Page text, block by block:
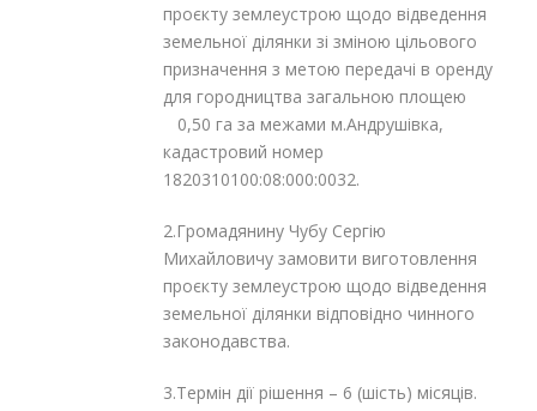
проєкту землеустрою щодо відведення
земельної ділянки зі зміною цільового
призначення з метою передачі в оренду
для городництва загальною площею
0,50 га за межами м.Андрушівка,
кадастровий номер
1820310100:08:000:0032.
2.Громадянину Чубу Сергію
Михайловичу замовити виготовлення
проєкту землеустрою щодо відведення
земельної ділянки відповідно чинного
законодавства.
3.Термін дії рішення – 6 (шість) місяців.